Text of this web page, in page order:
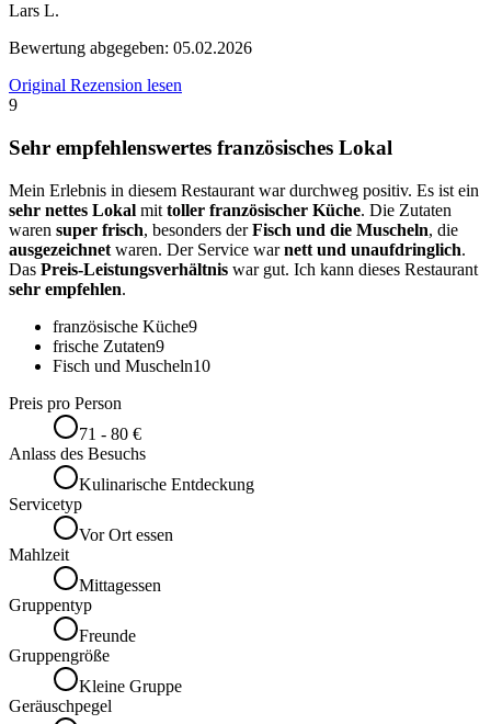
Lars L.
Bewertung abgegeben: 05.02.2026
Original Rezension lesen
9
Sehr empfehlenswertes französisches Lokal
Mein Erlebnis in diesem Restaurant war durchweg positiv. Es ist ein
sehr nettes Lokal mit toller französischer Küche. Die Zutaten
waren super frisch, besonders derFisch und die Muscheln, die
ausgezeichnet waren. Der Service warnett und unaufdringlich.
Das Preis-Leistungsverhältnis war gut. Ich kann dieses Restaurant
sehr empfehlen.
französische Küche9
frische Zutaten9
Fisch und Muscheln10
Preis pro Person
71 - 80 €
Anlass des Besuchs
Kulinarische Entdeckung
Servicetyp
Vor Ort essen
Mahlzeit
Mittagessen
Gruppentyp
Freunde
Gruppengröße
Kleine Gruppe
Geräuschpegel